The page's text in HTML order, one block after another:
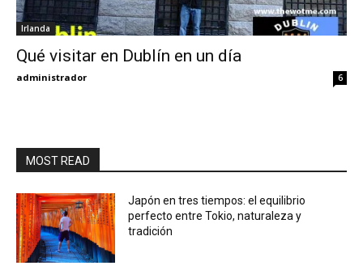
Irlanda
Qué visitar en Dublín en un día
administrador 6
MOST READ
Japón en tres tiempos: el equilibrio
perfecto entre Tokio, naturaleza y
tradición